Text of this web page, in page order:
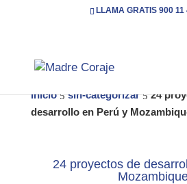
LLAMA GRATIS 900 11
Inicio 5 sin-categorizar 5 24
desarrollo en Perú y
24 proyectos de